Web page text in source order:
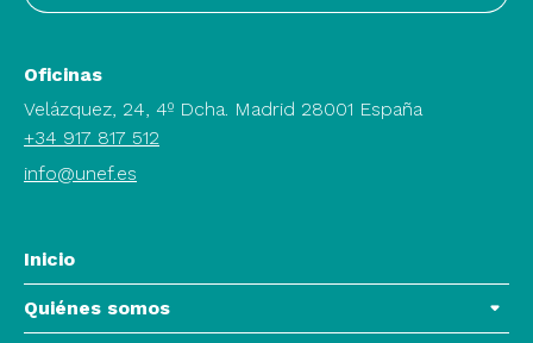
Oficinas
Velázquez, 24, 4º Dcha. Madrid 28001 España
+34 917 817 512
info@unef.es
Inicio
Quiénes somos